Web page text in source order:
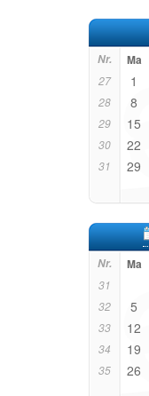
Nr. Ma
27 1
28 8
29 15
30 22
31 29
Nr. Ma
31
32 5
33 12
34 19
35 26